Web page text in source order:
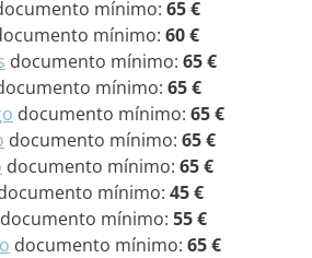
mínimo: 65 €
mínimo: 60 €
documento mínimo: 65 €
mínimo: 65 €
documento mínimo: 65 €
documento mínimo: 65 €
documento mínimo: 65 €
mínimo: 45 €
documento mínimo: 55 €
documento mínimo: 65 €